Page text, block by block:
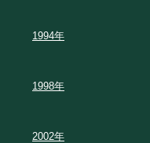
1994年
1998年
2002年